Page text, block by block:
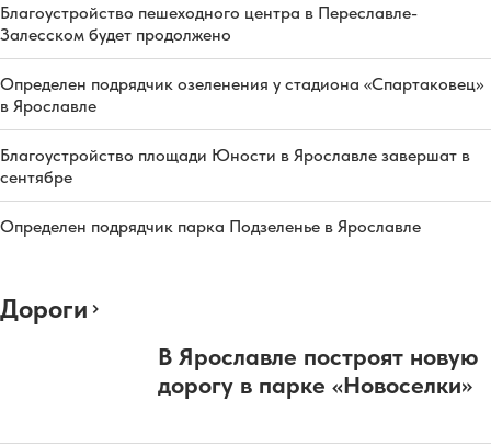
Благоустройство пешеходного центра в Переславле-
Залесском будет продолжено
Определен подрядчик озеленения у стадиона «Спартаковец»
в Ярославле
Благоустройство площади Юности в Ярославле завершат в
сентябре
Определен подрядчик парка Подзеленье в Ярославле
Дороги
В Ярославле построят новую
дорогу в парке «Новоселки»